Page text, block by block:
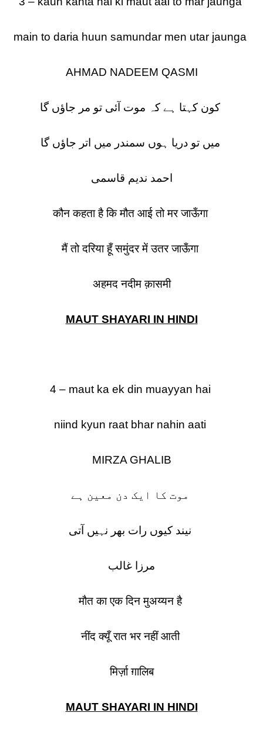
main to daria huun samundar men utar jaunga
AHMAD NADEEM QASMI
احمد ندیم قاسمی
कौन कहता है कि मौत आई तो मर जाऊँगा
मैं तो दरिया हूँ समुंदर में उतर जाऊँगा
अहमद नदीम क़ासमी
MAUT SHAYARI IN HINDI
4 – maut ka ek din muayyan hai
niind kyun raat bhar nahin aati
MIRZA GHALIB
مرزا غالب
मौत का एक दिन मुअय्यन है
नींद क्यूँ रात भर नहीं आती
मिर्ज़ा ग़ालिब
MAUT SHAYARI IN HINDI